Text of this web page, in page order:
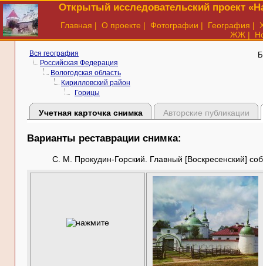
Открытый исследовательский проект
Главная | О проекте | Фотографии | География |
ЖЖ |
Вся география
Российская Федерация
Вологодская область
Кирилловский район
Горицы
Учетная карточка снимка Авторские публикации
Варианты реставрации снимка:
С. М. Прокудин-Горский. Главный [Воскресенский]